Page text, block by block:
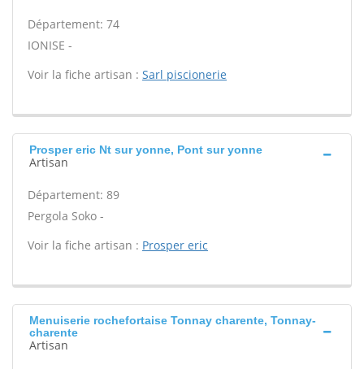
Département: 74
IONISE -
Voir la fiche artisan : Sarl piscionerie
Prosper eric Nt sur yonne, Pont sur yonne
Artisan
Département: 89
Pergola Soko -
Voir la fiche artisan : Prosper eric
Menuiserie rochefortaise Tonnay charente, Tonnay-
charente
Artisan